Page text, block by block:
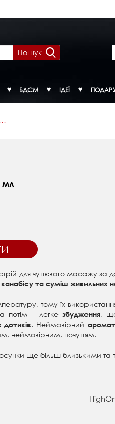
Пошук
БДСМ ІДЕЇ
мл
для чуттєвого масажу
канабісу та суміш живильних
тому їх
потім – легкезбудження,
дотиків. Неймовірний
неймовірним, почуттям.
ще більш близькими та